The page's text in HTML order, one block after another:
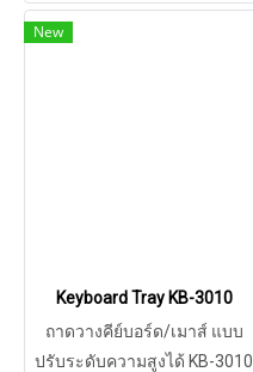
New
Keyboard Tray KB-3010
ถาดวางคีย์บอร์ด/เมาส์ แบบ
ปรับระดับความสูงได้ KB-3010